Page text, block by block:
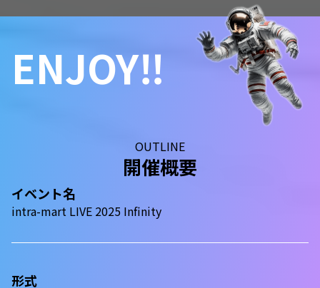
ENJOY‼
OUTLINE
開催概要
イベント名
intra-mart LIVE 2025 Infinity
形式